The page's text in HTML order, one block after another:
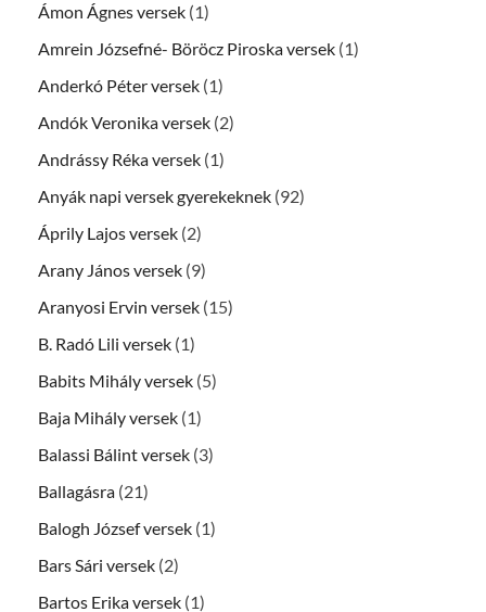
Ámon Ágnes versek (1)
Amrein Józsefné- Böröcz Piroska versek (1)
Anderkó Péter versek (1)
Andók Veronika versek (2)
Andrássy Réka versek (1)
Anyák napi versek gyerekeknek (92)
Áprily Lajos versek (2)
Arany János versek (9)
Aranyosi Ervin versek (15)
B. Radó Lili versek (1)
Babits Mihály versek (5)
Baja Mihály versek (1)
Balassi Bálint versek (3)
Ballagásra (21)
Balogh József versek (1)
Bars Sári versek (2)
Bartos Erika versek (1)